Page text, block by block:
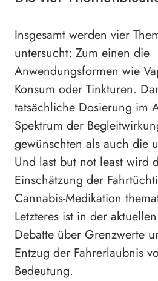
Insgesamt werden vier
untersucht: Zum einen die
Anwendungsformen wie
Konsum oder Tinkturen.
tatsächliche Dosierung im
Spektrum der
gewünschten als auch die
Und last but not least wird
Einschätzung der
Cannabis-Medikation
Letzteres ist in der
Debatte über Grenzwerte
Entzug der Fahrerlaubnis
Bedeutung.